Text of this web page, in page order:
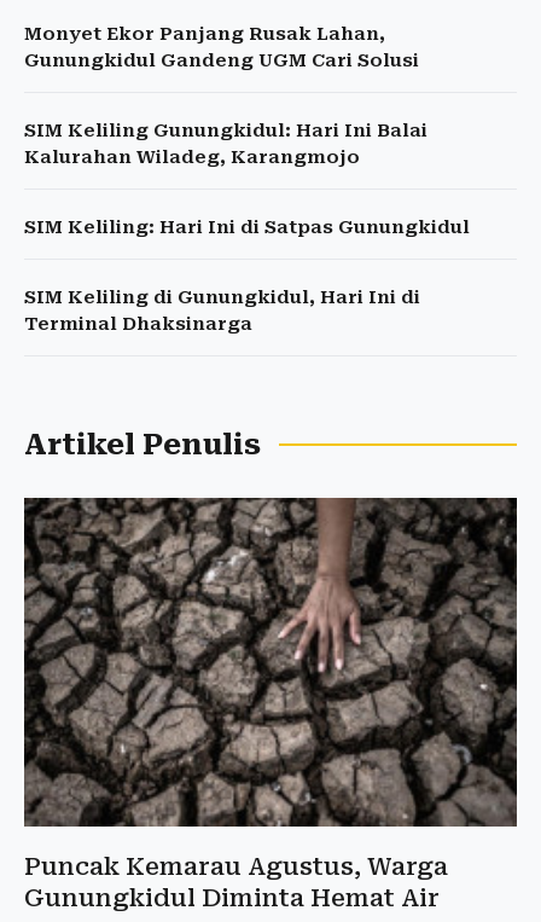
Monyet Ekor Panjang Rusak Lahan,
Gunungkidul Gandeng UGM Cari Solusi
SIM Keliling Gunungkidul: Hari Ini Balai
Kalurahan Wiladeg, Karangmojo
SIM Keliling: Hari Ini di Satpas Gunungkidul
SIM Keliling di Gunungkidul, Hari Ini di
Terminal Dhaksinarga
Artikel Penulis
Puncak Kemarau Agustus, Warga
Gunungkidul Diminta Hemat Air